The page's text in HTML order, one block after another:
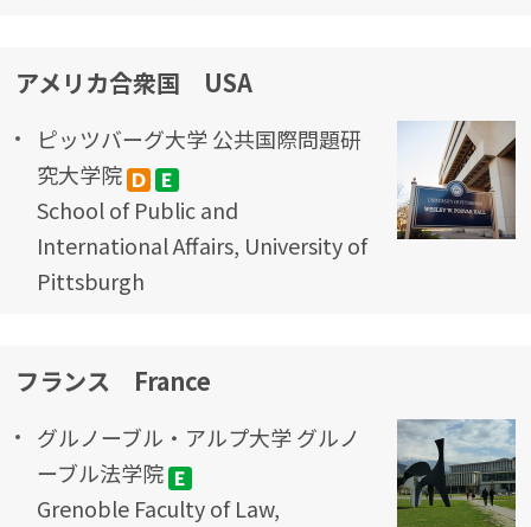
アメリカ合衆国 USA
ピッツバーグ大学 公共国際問題研
究大学院
School of Public and
International Affairs, University of
Pittsburgh
フランス France
グルノーブル・アルプ大学 グルノ
ーブル法学院
Grenoble Faculty of Law,